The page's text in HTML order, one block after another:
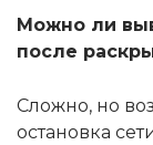
Можно ли
после
Сложно, но
остановка